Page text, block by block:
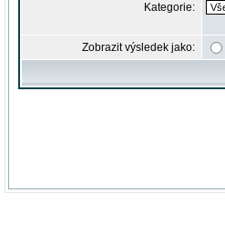
Kategorie:
Zobrazit výsledek jako: